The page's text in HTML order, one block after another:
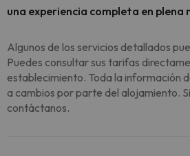
una experiencia completa en plena
Algunos de los servicios detallados
Puedes consultar sus tarifas
establecimiento. Toda la información
a cambios por parte del alojamiento.
contáctanos.